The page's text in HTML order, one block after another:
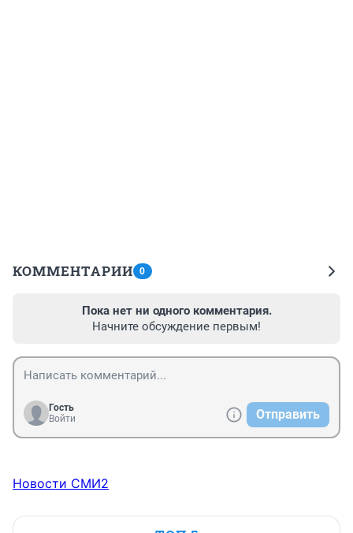
КОММЕНТАРИИ 0
Пока нет ни одного комментария.
Начните обсуждение первым!
Гость
Войти
Отправить
Новости СМИ2